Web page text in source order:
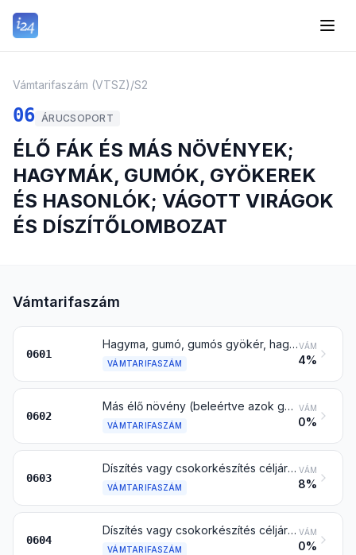
Vámtarifaszám (VTSZ)/S2
06 ÁRUCSOPORT
ÉLŐ FÁK ÉS MÁS NÖVÉNYEK;
HAGYMÁK, GUMÓK, GYÖKEREK
ÉS HASONLÓK; VÁGOTT VIRÁGOK
ÉS DÍSZÍTŐLOMBOZAT
Vámtarifaszám
0601
Hagyma, gumó, gumós gyökér, hagymagumó, gyökércsíra és rizóma vegetatív nyugalmi állapotban, fejlődésben, növekedésben (vegetációban) vagy virágzásban; cikórianövény és -gyökér, a 1212 vtsz. alá tartozó gyökér kivételével
VÁMTARIFASZÁM
VÁM
4%
0602
Más élő növény (beleértve azok gyökereit is), dugvány és oltvány; gombacsíra
VÁMTARIFASZÁM
VÁM
0%
0603
Díszítés vagy csokorkészítés céljára szolgáló vágott virág és bimbó frissen, szárítva, fehérítve, festve, impregnálva vagy másképpen kikészítve
VÁMTARIFASZÁM
VÁM
8%
0604
Díszítés vagy csokorkészítés céljára szolgáló lombozat, ág és más növényi rész, virág vagy bimbó nélkül és fű, moha és zuzmó, mindezek frissen, szárítva, fehérítve, festve, impregnálva vagy más módon kikészítve
VÁMTARIFASZÁM
VÁM
0%